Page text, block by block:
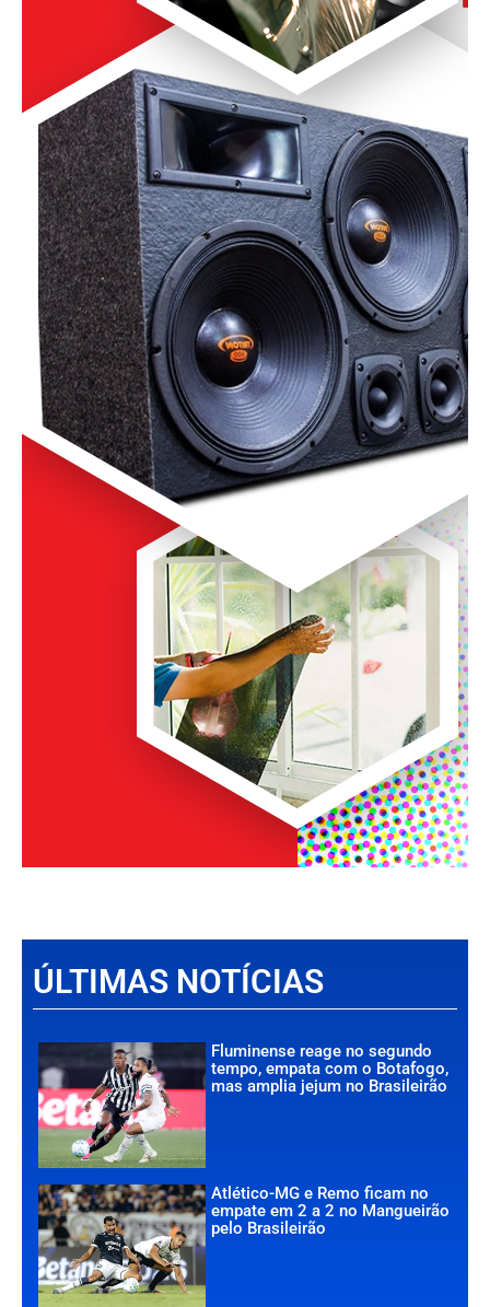
ÚLTIMAS NOTÍCIAS
Fluminense reage no segundo
tempo, empata com o Botafogo,
mas amplia jejum no Brasileirão
Atlético-MG e Remo ficam no
empate em 2 a 2 no Mangueirão
pelo Brasileirão